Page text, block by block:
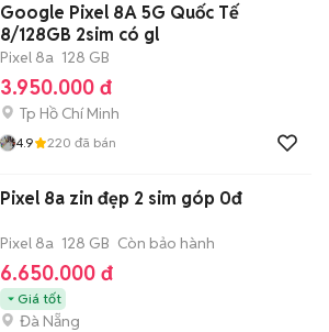
Google Pixel 8A 5G Quốc Tế
8/128GB 2sim có gl
Pixel 8a 128 GB
3.950.000 đ
Tp Hồ Chí Minh
4.9 220 đã bán
Pixel 8a zin đẹp 2 sim góp 0đ
Pixel 8a 128 GB Còn bảo hành
6.650.000 đ
Giá tốt
Đà Nẵng